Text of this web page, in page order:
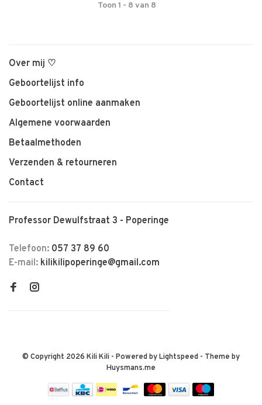
Toon 1 - 8 van 8
Over mij ♡
Geboortelijst info
Geboortelijst online aanmaken
Algemene voorwaarden
Betaalmethoden
Verzenden & retourneren
Contact
Professor Dewulfstraat 3 - Poperinge
Telefoon: 057 37 89 60
E-mail: kilikilipoperinge@gmail.com
© Copyright 2026 Kili Kili - Powered byLightspeed - Theme by
Huysmans.me